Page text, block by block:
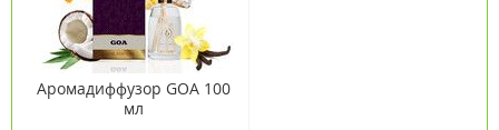
Аромадиффузор GOA 100
мл